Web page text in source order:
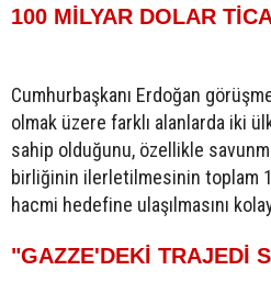
100 MİLYAR DOLAR
Cumhurbaşkanı Erdoğan
olmak üzere farklı alanlarda iki
sahip olduğunu, özellikle
birliğinin ilerletilmesinin toplam
hacmi hedefine ulaşılmasını
"GAZZE'DEKİ TRAJEDİ